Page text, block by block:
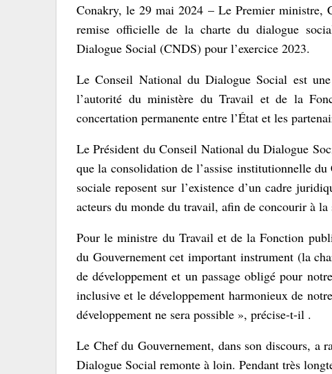
Conakry, le 29 mai 2024 – Le Premier ministre,
remise officielle de la charte du dialogue
Dialogue Social (CNDS) pour l’exercice 2023.
Le Conseil National du Dialogue Social est
l’autorité du ministère du Travail et de la
concertation permanente entre l’État et les
Le Président du Conseil National du Dialogue
que la consolidation de l’assise institutionnelle
sociale reposent sur l’existence d’un cadre
acteurs du monde du travail, afin de concourir à
Pour le ministre du Travail et de la Fonction
du Gouvernement cet important instrument (la
de développement et un passage obligé pour
inclusive et le développement harmonieux de
développement ne sera possible », précise-t-il .
Le Chef du Gouvernement, dans son discours, a
Dialogue Social remonte à loin. Pendant très